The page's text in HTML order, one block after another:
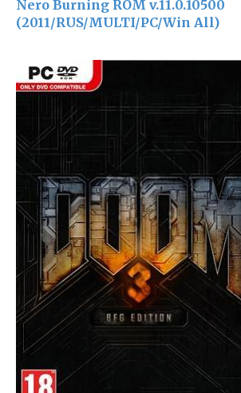
Nero Burning ROM v.11.0.10500
(2011/RUS/MULTI/PC/Win All)